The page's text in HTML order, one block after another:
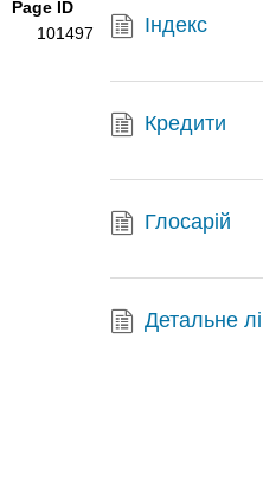
Page ID
101497
Індекс
Кредити
Глосарій
Детальне